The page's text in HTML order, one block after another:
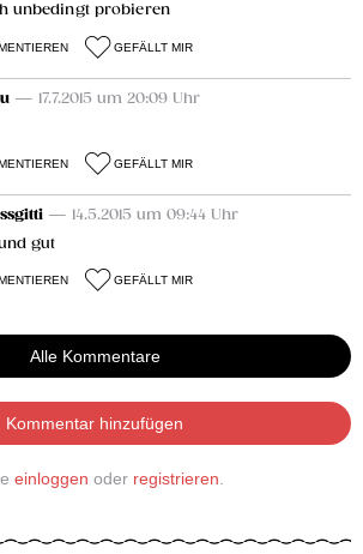
unbedingt probieren
GEFÄLLT MIR
— 17.7.2015 um 20:09 Uhr
GEFÄLLT MIR
— 14.5.2015 um 09:44 Uhr
gut
GEFÄLLT MIR
Alle Kommentare
Kommentar hinzufügen
einloggen oder registrieren